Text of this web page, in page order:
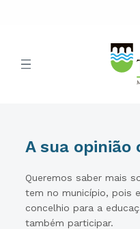
A sua opinião
Queremos saber mais
tem no município, pois
concelhio para a
também participar.